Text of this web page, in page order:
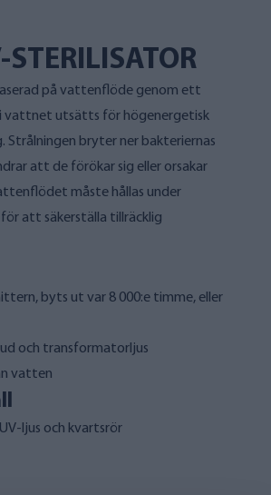
på vattenflöde genom ett
i vattnet utsätts för högenergetisk
Strålningen bryter ner bakteriernas
att de förökar sig eller orsakar
måste hållas under
att säkerställa tillräcklig
byts ut var 8 000:e timme, eller
och transformatorljus
vatten
ljus och kvartsrör